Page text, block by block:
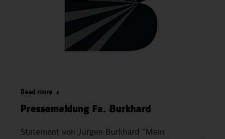
Pressemeldung Fa. Burkhard
Statement von Jürgen Burkhard “Mein
Read more